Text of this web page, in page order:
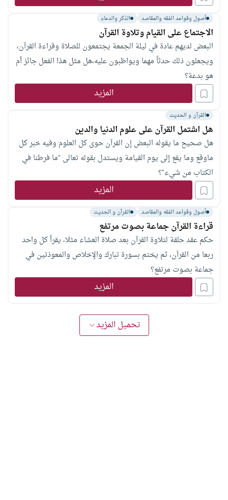
أصول وقواعد الفقه والمقاصد الذكر والدعاء
الاجتماع على القيام وتلاوة القرآن
البعض لديهم عادة في ليلة الجمعة يجتمعون للصلاة وقراءة القرآن،
ويجعلون ذلك حدثاً مهما ويواظبون عليه،هل مثل هذا الفعل جائز أم
هو بدعة؟
المزيد
القرآن و الحديث
هل اشتمل القرآن على علوم الدنيا والدين
هل صحيح ما يقوله البعض إن القرآن حوى كل العلوم وفيه خبر كل
ماوقع وما يقع إلى يوم القيامة ويستدل بقوله تعالى “ما فرطنا في
الكتاب من شيء”؟
المزيد
أصول وقواعد الفقه والمقاصد القرآن و الحديث
قراءة القرآن جماعة بصوت مرتفع
حكم عقد حلقة لتلاوة القرآن بعد صلاة العشاء مثلا، يقرأ كل واحد
ربعا من القرآن، ثم يختم بسورة تبارك والإخلاص والمعوذتين في
جماعة بصوت مرتفع؟
المزيد
تحميل المزيد